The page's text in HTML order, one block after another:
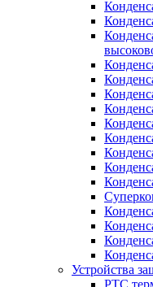
Устройства
PTC